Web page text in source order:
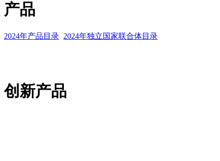
产品
2024年产品目录 2024年独立国家联合体目录
创新产品